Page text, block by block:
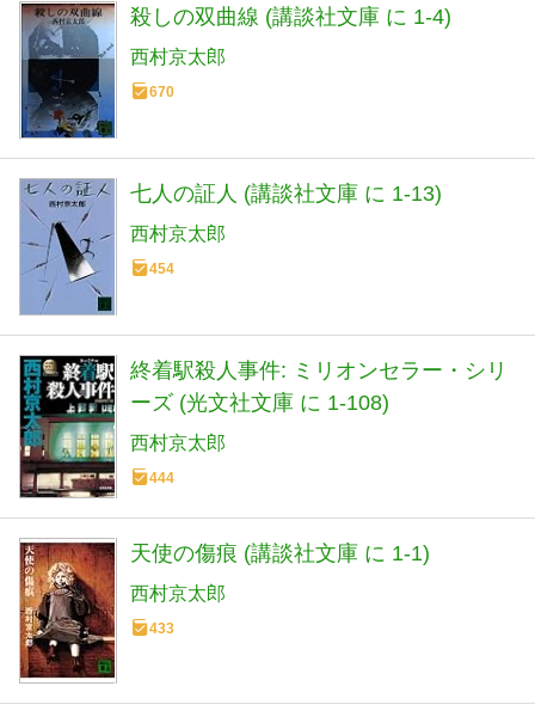
殺しの双曲線 (講談社文庫 に 1-4)
西村京太郎
670
七人の証人 (講談社文庫 に 1-13)
西村京太郎
454
終着駅殺人事件: ミリオンセラー・シリ
ーズ (光文社文庫 に 1-108)
西村京太郎
444
天使の傷痕 (講談社文庫 に 1-1)
西村京太郎
433